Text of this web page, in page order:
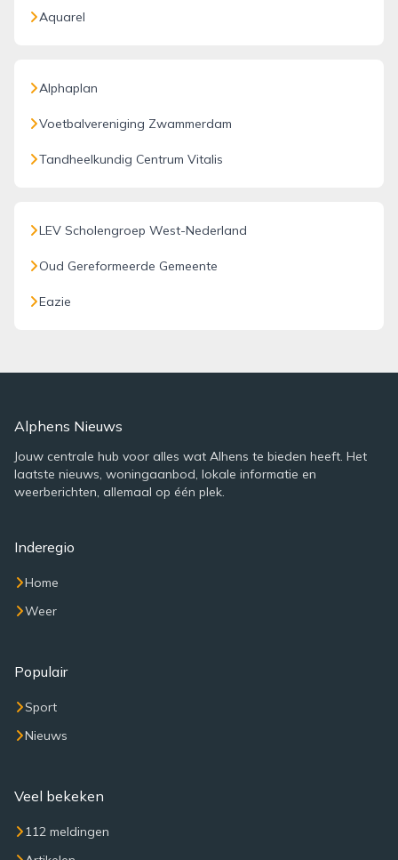
Aquarel
Alphaplan
Voetbalvereniging Zwammerdam
Tandheelkundig Centrum Vitalis
LEV Scholengroep West-Nederland
Oud Gereformeerde Gemeente
Eazie
Alphens Nieuws
Jouw centrale hub voor alles wat Alhens te bieden heeft. Het
laatste nieuws, woningaanbod, lokale informatie en
weerberichten, allemaal op één plek.
Inderegio
Home
Weer
Populair
Sport
Nieuws
Veel bekeken
112 meldingen